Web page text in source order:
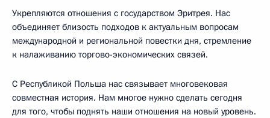
Укрепляются отношения с государством Эритрея. Нас
объединяет близость подходов к актуальным вопросам
международной и региональной повестки дня, стремление
к налаживанию торгово-экономических связей.
С Республикой Польша нас связывает многовековая
совместная история. Нам многое нужно сделать сегодня
для того, чтобы поднять наши отношения на новый уровень.